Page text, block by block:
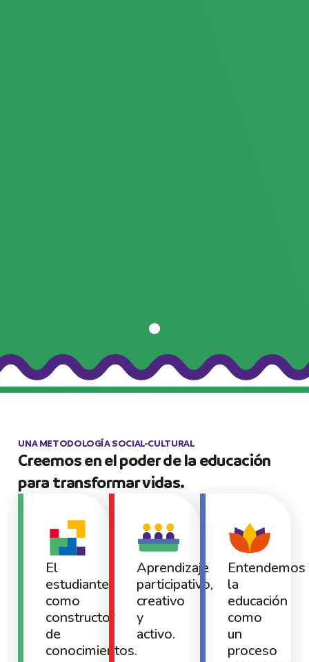
UNA METODOLOGÍA SOCIAL-CULTURAL
Creemos en el poder de la educación
para transformar vidas.
El
estudiante
como
constructor
de
conocimientos.
Aprendizaje
participativo,
creativo
y
activo.
Entendemos
la
educación
como
un
proceso